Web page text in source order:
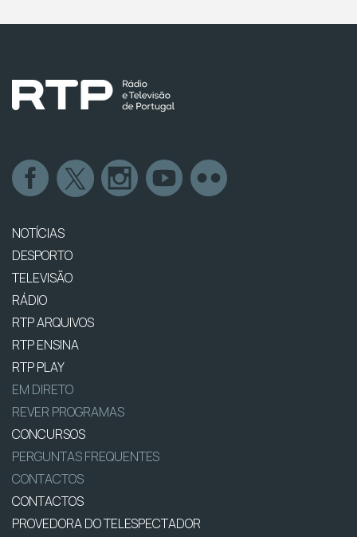
NOTÍCIAS
DESPORTO
TELEVISÃO
RÁDIO
RTP ARQUIVOS
RTP ENSINA
RTP PLAY
EM DIRETO
REVER PROGRAMAS
CONCURSOS
PERGUNTAS FREQUENTES
CONTACTOS
CONTACTOS
PROVEDORA DO TELESPECTADOR